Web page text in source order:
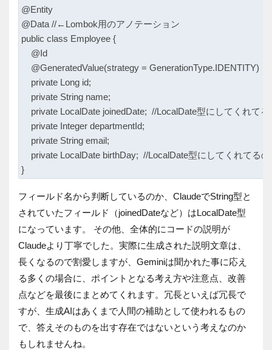
@Entity
@Data //←Lombok用のアノテーション
public class Employee {
    @Id
    @GeneratedValue(strategy = GenerationType.IDENTITY)
    private Long id;
    private String name;
private LocalDate joinedDate;  //LocalDate型にしてくれて
    private Integer departmentId;
    private String email;
private LocalDate birthDay;  //LocalDate型にしてくれてる
}
フィールド名から判断しているのか、ClaudeでString型と
されていたフィールド（joinedDateなど）はLocalDate型
になっています。 その他、全体的にコードの説明が
Claudeより丁寧でした。実際に生成された説明文章は、
長くなるので割愛しますが、Geminiは聞かれた事に応え
る多くの場合に、ポイントとなる考え方や注意点、改善
点などを最後にまとめてくれます。冗長といえば冗長で
すが、生成AIはあくまで人間の補助として使われるもの
で、答えそのものを出す存在ではないという考えなのか
もしれませんね。